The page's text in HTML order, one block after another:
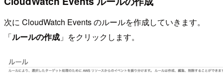
次に CloudWatch Events のルールを作成していきます。
「ルールの作成 」をクリックします。